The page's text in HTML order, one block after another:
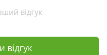
відгук
відгук